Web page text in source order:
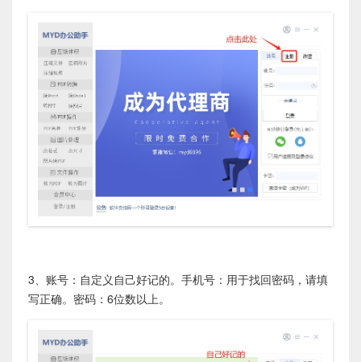
3、账号：自定义自己好记的。手机号：用于找回密码，请填
写正确。密码：6位数以上。